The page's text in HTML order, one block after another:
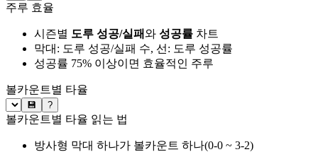
주루 효율
시즌별 도루 성공/실패와 성공률 차트
막대: 도루 성공/실패 수, 선: 도루 성공률
성공률 75% 이상이면 효율적인 주루
볼카운트별 타율
💾 ?
볼카운트별 타율 읽는 법
방사형 막대 하나가 볼카운트 하나(0-0 ~ 3-2)